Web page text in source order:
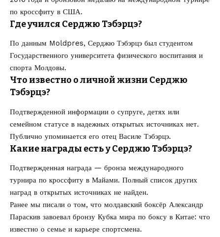
по кроссфиту в США.
Где учился Серджю Тэбэрцэ?
По данным Moldpres, Серджю Тэбэрцэ был студентом
Государственного университета физического воспитания и
спорта Молдовы.
Что известно о личной жизни Серджю
Тэбэрцэ?
Подтвержденной информации о супруге, детях или
семейном статусе в надежных открытых источниках нет.
Публично упоминается его отец Василе Тэбэрцэ.
Какие награды есть у Серджю Тэбэрцэ?
Подтвержденная награда — бронза международного
турнира по кроссфиту в Майами. Полный список других
наград в открытых источниках не найден.
Ранее мы писали о том, что молдавский боксёр Александр
Параскив завоевал бронзу Кубка мира по боксу в Китае: что
известно о семье и карьере спортсмена.